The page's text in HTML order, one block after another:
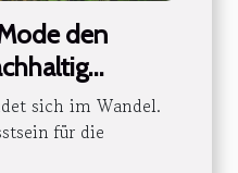
den
sich im Wandel.
für die